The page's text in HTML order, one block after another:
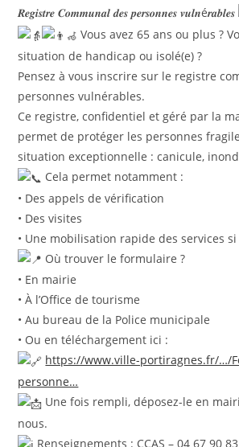
𝑹𝒆𝒈𝒊𝒔𝒕𝒓𝒆 𝑪𝒐𝒎𝒎𝒖𝒏𝒂𝒍 𝒅𝒆𝒔 𝒑𝒆𝒓𝒔𝒐𝒏𝒏𝒆𝒔 𝒗𝒖𝒍𝒏é𝒓𝒂𝒃𝒍𝒆𝒔
Vous avez 65 ans ou plus ?
situation de handicap ou isolé(e) ?
Pensez à vous inscrire sur le registre
personnes vulnérables.
Ce registre, confidentiel et géré par la
permet de protéger les personnes
situation exceptionnelle : canicule,
Cela permet notamment :
• Des appels de vérification
• Des visites
• Une mobilisation rapide des services
Où trouver le formulaire ?
• En mairie
• À l’Office de tourisme
• Au bureau de la Police municipale
• Ou en téléchargement ici :
https://www.ville-portiragnes.fr/…/
personne…
Une fois rempli, déposez-le en
nous.
Renseignements : CCAS – 04 67 90